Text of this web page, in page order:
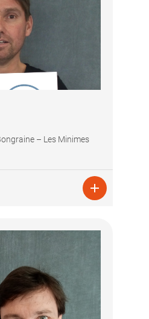
– Les Minimes
